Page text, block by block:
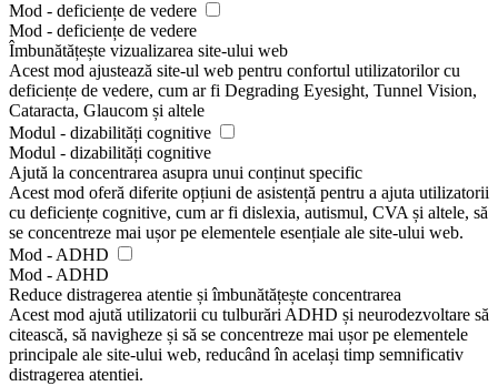
Mod - deficiențe de vedere
Mod - deficiențe de vedere
Îmbunătățește vizualizarea site-ului web
Acest mod ajustează site-ul web pentru confortul utilizatorilor cu
deficiențe de vedere, cum ar fi Degrading Eyesight, Tunnel Vision,
Cataracta, Glaucom și altele
Modul - dizabilități cognitive
Modul - dizabilități cognitive
Ajută la concentrarea asupra unui conținut specific
Acest mod oferă diferite opțiuni de asistență pentru a ajuta utilizatorii
cu deficiențe cognitive, cum ar fi dislexia, autismul, CVA și altele, să
se concentreze mai ușor pe elementele esențiale ale site-ului web.
Mod - ADHD
Mod - ADHD
Reduce distragerea atentie și îmbunătățește concentrarea
Acest mod ajută utilizatorii cu tulburări ADHD și neurodezvoltare să
citească, să navigheze și să se concentreze mai ușor pe elementele
principale ale site-ului web, reducând în același timp semnificativ
distragerea atentiei.